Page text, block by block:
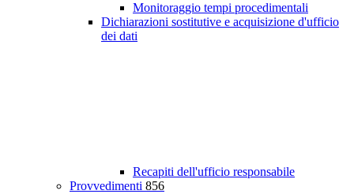
Monitoraggio tempi procedimentali
Dichiarazioni sostitutive e acquisizione d'ufficio
dei dati
Recapiti dell'ufficio responsabile
Provvedimenti 856